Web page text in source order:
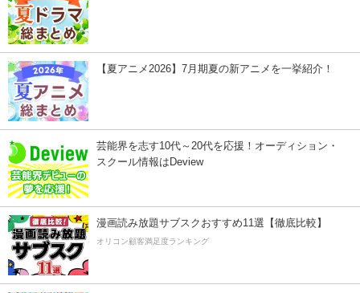
【夏アニメ2026】7月期夏の新アニメを一挙紹介！
芸能界を志す10代～20代を応援！オーディション・
スクール情報はDeview
漫画読み放題サブスクおすすめ11選【徹底比較】
オリコン顧客満足度ランキング